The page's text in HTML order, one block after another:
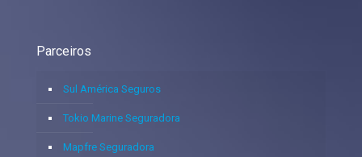
Parceiros
Sul América Seguros
Tokio Marine Seguradora
Mapfre Seguradora